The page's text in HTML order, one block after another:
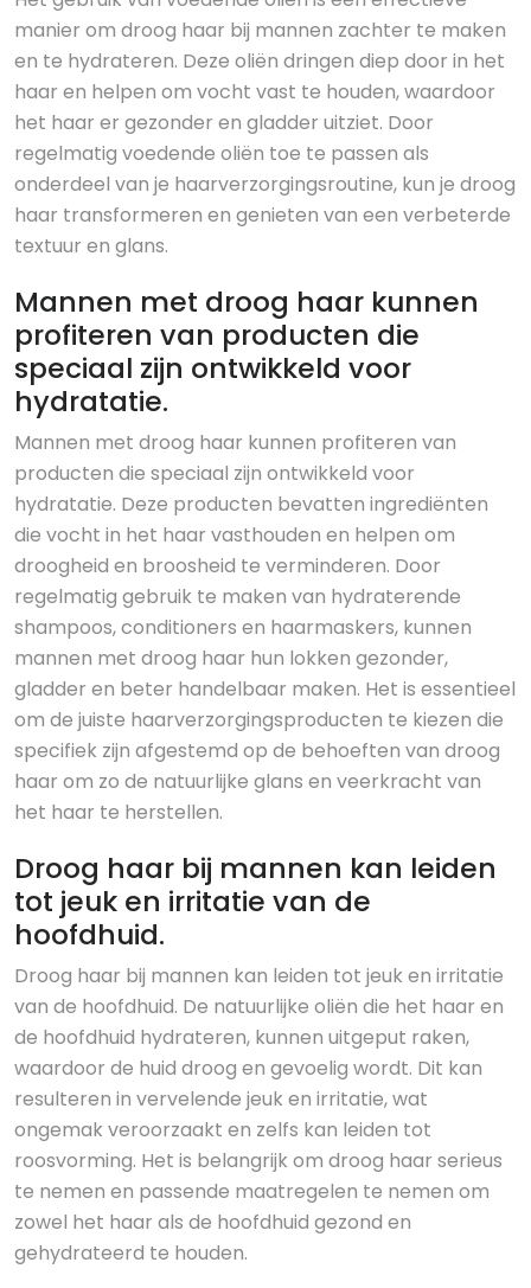
manier om droog haar bij mannen zachter te maken
en te hydrateren. Deze oliën dringen diep door in het
haar en helpen om vocht vast te houden, waardoor
het haar er gezonder en gladder uitziet. Door
regelmatig voedende oliën toe te passen als
onderdeel van je haarverzorgingsroutine, kun je droog
haar transformeren en genieten van een verbeterde
textuur en glans.
Mannen met droog haar kunnen
profiteren van producten die
speciaal zijn ontwikkeld voor
hydratatie.
Mannen met droog haar kunnen profiteren van
producten die speciaal zijn ontwikkeld voor
hydratatie. Deze producten bevatten ingrediënten
die vocht in het haar vasthouden en helpen om
droogheid en broosheid te verminderen. Door
regelmatig gebruik te maken van hydraterende
shampoos, conditioners en haarmaskers, kunnen
mannen met droog haar hun lokken gezonder,
gladder en beter handelbaar maken. Het is essentieel
om de juiste haarverzorgingsproducten te kiezen die
specifiek zijn afgestemd op de behoeften van droog
haar om zo de natuurlijke glans en veerkracht van
het haar te herstellen.
Droog haar bij mannen kan leiden
tot jeuk en irritatie van de
hoofdhuid.
Droog haar bij mannen kan leiden tot jeuk en irritatie
van de hoofdhuid. De natuurlijke oliën die het haar en
de hoofdhuid hydrateren, kunnen uitgeput raken,
waardoor de huid droog en gevoelig wordt. Dit kan
resulteren in vervelende jeuk en irritatie, wat
ongemak veroorzaakt en zelfs kan leiden tot
roosvorming. Het is belangrijk om droog haar serieus
te nemen en passende maatregelen te nemen om
zowel het haar als de hoofdhuid gezond en
gehydrateerd te houden.